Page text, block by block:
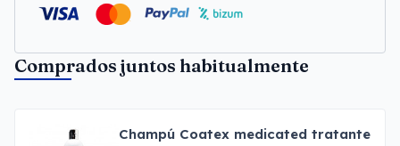
Comprados juntos habitualmente
Champú Coatex medicated tratante